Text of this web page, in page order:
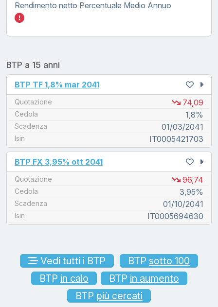
Rendimento netto Percentuale Medio Annuo
Inserisci quanto investire nel BTP TF
BTP a 15 anni
unread messages
BTP TF 1,8% mar 2041
Quotazione 74,09
Cedola 1,8%
Scadenza 01/03/2041
Isin IT0005421703
unread messages
BTP FX 3,95% ott 2041
Quotazione 96,74
Cedola 3,95%
Scadenza 01/10/2041
Isin IT0005694630
Vedi tutti i BTP BTP sotto 100
BTP in calo BTP in aumento
BTP più cercati